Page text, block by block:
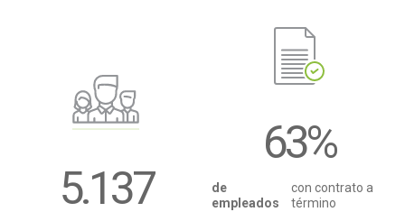
5.137
de
empleados
con contrato a
término
63%